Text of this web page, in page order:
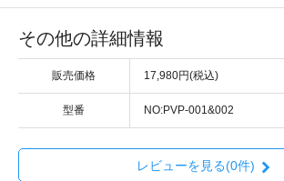
その他の詳細情報
販売価格 17,980円(税込)
型番 NO:PVP-001&002
レビューを見る(0件)